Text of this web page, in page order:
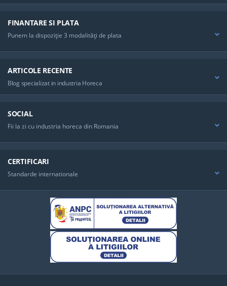
FINANTARE SI PLATA
Punem la dispoziţie 3 modalităţi de plata
ARTICOLE RECENTE
Blog specializat in industria Horeca
SOCIAL
Fii la zi cu industria horeca din Romania
CERTIFICARI
Standarde internationale